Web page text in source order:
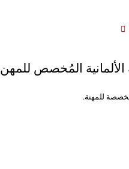
الألمانية المُخصص للمهن
مُخصصة للمهنة.